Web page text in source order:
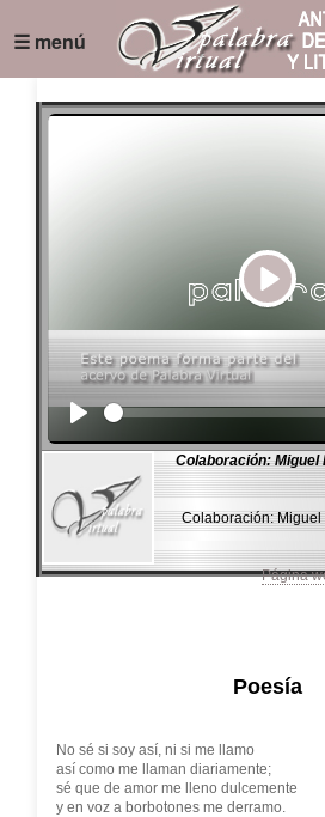
☰ menú
Play
Seek
Colaboración: Miguel
Colaboración: Miguel
Página
Poesía
No sé si soy así, ni si me llamo
así como me llaman diariamente;
sé que de amor me lleno dulcemente
y en voz a borbotones me derramo.